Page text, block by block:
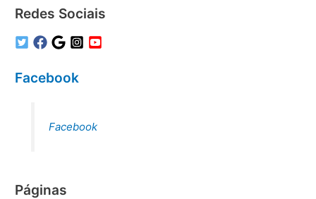
Redes Sociais
Facebook
Facebook
Páginas